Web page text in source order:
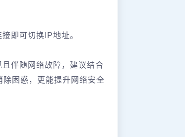
即可切换IP地址。‌‌
伴随网络故障，建议结合
困惑，更能提升网络安全